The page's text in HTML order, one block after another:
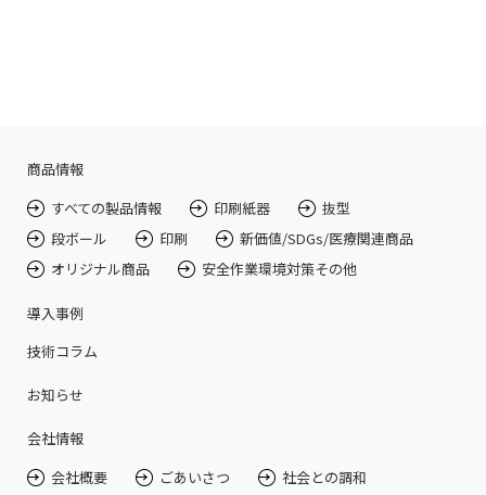
商品情報
すべての製品情報
印刷紙器
抜型
段ボール
印刷
新価値/SDGs/医療関連商品
オリジナル商品
安全作業環境対策その他
導入事例
技術コラム
お知らせ
会社情報
会社概要
ごあいさつ
社会との調和